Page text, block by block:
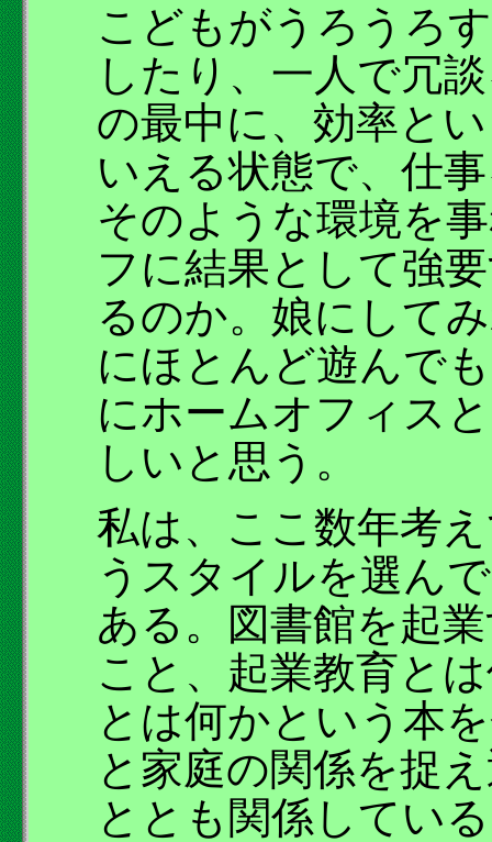
こどもがうろうろ
したり、一人で冗
の最中に、効率と
いえる状態で、仕
そのような環境を
フに結果として強
るのか。娘にして
にほとんど遊んで
にホームオフィス
しいと思う。
私は、ここ数年考
うスタイルを選ん
ある。図書館を起
こと、起業教育と
とは何かという本
と家庭の関係を捉
ととも関係してい